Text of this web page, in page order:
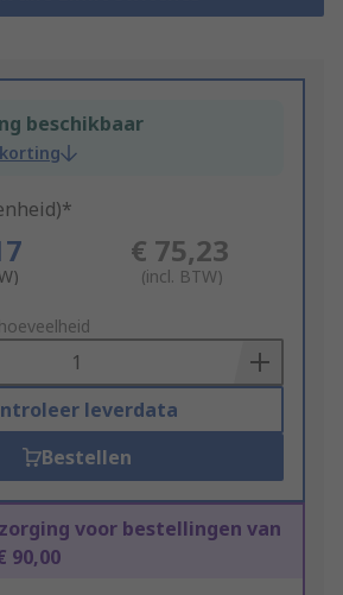
beschikbaar
€ 75,23
(incl. BTW)
leverdata
Bestellen
voor bestellingen van
90,00